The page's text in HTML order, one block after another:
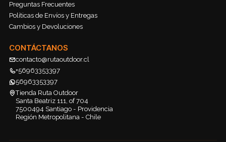
Preguntas Frecuentes
Políticas de Envíos y Entregas
Cambios y Devoluciones
CONTÁCTANOS
contacto@rutaoutdoor.cl
+56963353397
56963353397
Tienda Ruta Outdoor
Santa Beatriz 111, of 704
7500494 Santiago - Providencia
Región Metropolitana - Chile